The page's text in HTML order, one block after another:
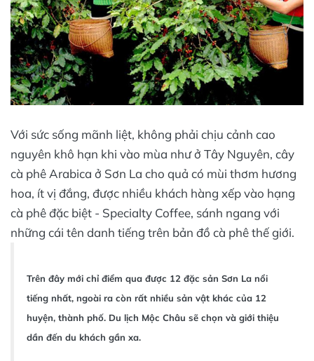
Với sức sống mãnh liệt, không phải chịu cảnh cao
nguyên khô hạn khi vào mùa như ở Tây Nguyên, cây
cà phê Arabica ở Sơn La cho quả có mùi thơm hương
hoa, ít vị đắng, được nhiều khách hàng xếp vào hạng
cà phê đặc biệt - Specialty Coffee, sánh ngang với
những cái tên danh tiếng trên bản đồ cà phê thế giới.
Trên đây mới chỉ điểm qua được 12 đặc sản Sơn La nổi
tiếng nhất, ngoài ra còn rất nhiều sản vật khác của 12
huyện, thành phố. Du lịch Mộc Châu sẽ chọn và giới thiệu
dần đến du khách gần xa.